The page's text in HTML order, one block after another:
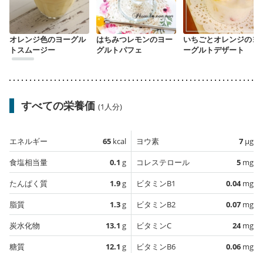
オレンジ色のヨーグル
トスムージー
はちみつレモンのヨー
グルトパフェ
いちごとオレンジのヨ
ーグルトデザート
すべての栄養価 (1人分)
エネルギー 65 kcal
食塩相当量
0.1 g
たんぱく質
1.9g
脂質
1.3g
炭水化物
13.1 g
糖質
12.1 g
ヨウ素 7 µg
コレステロール
5 mg
ビタミンB1
0.04mg
ビタミンB2
0.07 mg
ビタミンC
24mg
ビタミンB6
0.06 mg